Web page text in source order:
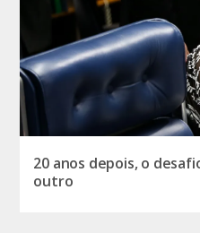
20 anos depois, o
outro